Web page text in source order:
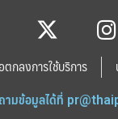
ตกลงการใช้บริการ
มข้อมูลได้ที่